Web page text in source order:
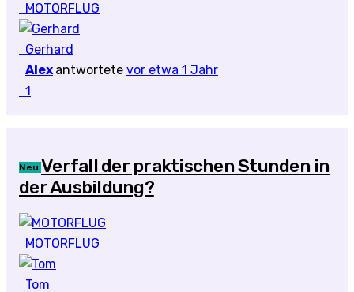
MOTORFLUG
Gerhard
Alex antwortete vor etwa 1 Jahr
1
Neu Verfall der praktischen Stunden in
der Ausbildung?
MOTORFLUG
Tom